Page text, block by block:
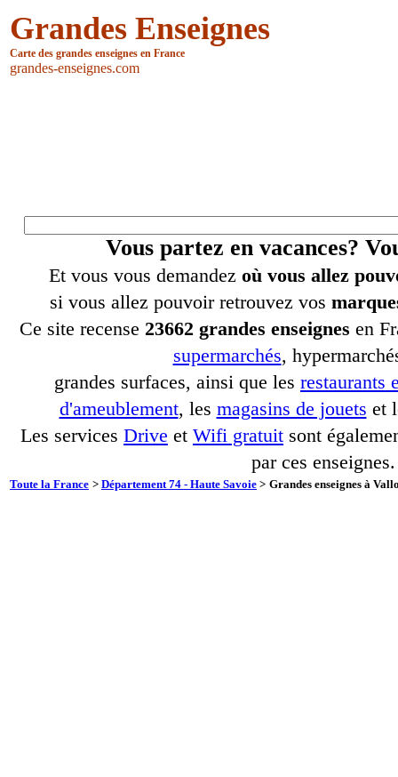
Grandes Enseignes
Carte des grandes enseignes en France
grandes-enseignes.com
Vous partez en vacances?
Et vous vous demandez où vous allez
si vous allez pouvoir retrouvez vos
Ce site recense 23662 grandes enseignes en
supermarchés,
grandes surfaces, ainsi que les restaurants
d'ameublement, les magasins de jouets et
Les services Drive et Wifi gratuit sont
par ces enseignes.
Toute la France > Département 74 - Haute Savoie > Grandes enseignes à